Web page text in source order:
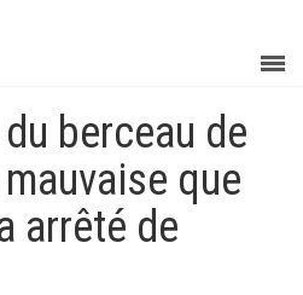
berceau de
que
arrêté de